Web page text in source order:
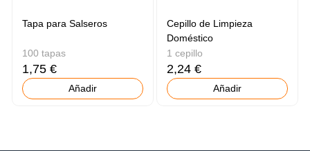
Tapa para Salseros
100 tapas
1,75 €
Añadir
Cepillo de Limpieza
Doméstico
1 cepillo
2,24 €
Añadir